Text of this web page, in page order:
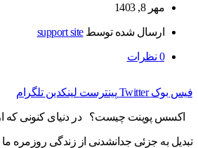
مهر 8, 1403
ارسال شده توسطsupport site
0 نظرات
فیس بوک Twitter پینترست لینکدین تلگرام
اکسس پوینت چیست؟ در دنیای کنونی که
تبدیل به جزئی جدانشدنی از زندگی روزمره